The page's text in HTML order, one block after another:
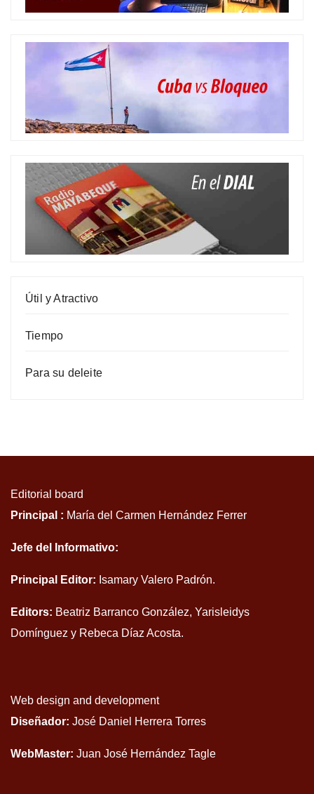
Útil y Atractivo
Tiempo
Para su deleite
Editorial board
Principal : María del Carmen Hernández Ferrer
Jefe del Informativo:
Principal Editor: Isamary Valero Padrón.
Editors: Beatriz Barranco González, Yarisleidys
Domínguez y Rebeca Díaz Acosta.
Web design and development
Diseñador: José Daniel Herrera Torres
WebMaster: Juan José Hernández Tagle